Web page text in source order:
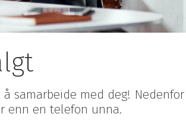
samarbeide med deg!
enn en telefon unna.